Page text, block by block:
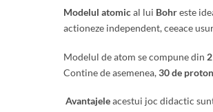
Modelul atomical lui Bohreste
actioneze independent, ceeace
Modelul de atom se compune din
Contine de asemenea,30 de
Avantajeleacestui joc didactic